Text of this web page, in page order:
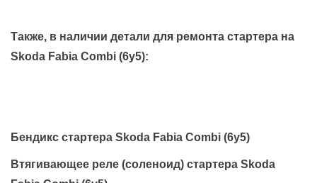
Также, в наличии детали для ремонта стартера на
Skoda Fabia Combi (6y5):
Бендикс стартера Skoda Fabia Combi (6y5)
Втягивающее реле (соленоид) стартера Skoda